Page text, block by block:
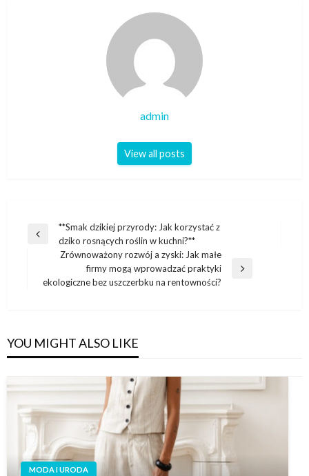
admin
View all posts
Nawigacja
wpisu
Previous
**Smak dzikiej przyrody: Jak korzystać z
dziko rosnących roślin w kuchni?**
Post
Zrównoważony rozwój a zyski: Jak małe
firmy mogą wprowadzać praktyki
ekologiczne bez uszczerbku na rentowności?
YOU MIGHT ALSO LIKE
MODA I URODA